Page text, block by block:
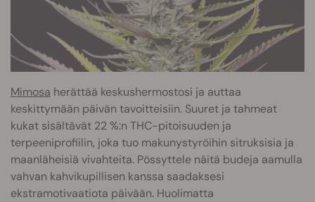
Mimosa herättää keskushermostosi ja auttaa
keskittymään päivän tavoitteisiin. Suuret ja tahmeat
kukat sisältävät 22 %:n THC-pitoisuuden ja
terpeeniprofiilin, joka tuo makunystyröihin sitruksisia ja
maanläheisiä vivahteita. Pössyttele näitä budeja aamulla
vahvan kahvikupillisen kanssa saadaksesi
ekstramotivaatiota päivään. Huolimatta